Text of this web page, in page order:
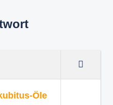
Öle